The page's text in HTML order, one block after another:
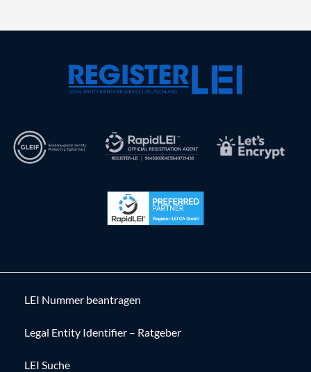
LEI Nummer beantragen
Legal Entity Identifier – Ratgeber
LEI Suche